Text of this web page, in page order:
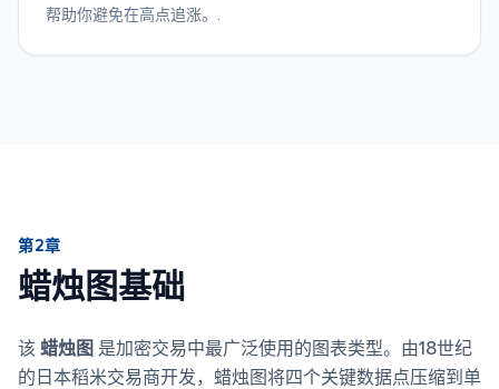
帮助你避免在高点追涨。.
第2章
蜡烛图基础
该 蜡烛图 是加密交易中最广泛使用的图表类型。由18世纪
的日本稻米交易商开发，蜡烛图将四个关键数据点压缩到单